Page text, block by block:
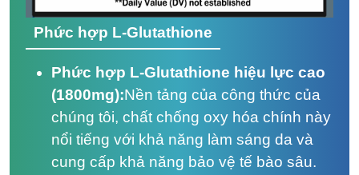
Phức hợp L-Glutathione
Phức hợp L-Glutathione hiệu lực cao
(1800mg):Nền tảng của công thức của
chúng tôi, chất chống oxy hóa chính này
nổi tiếng với khả năng làm sáng da và
cung cấp khả năng bảo vệ tế bào sâu.